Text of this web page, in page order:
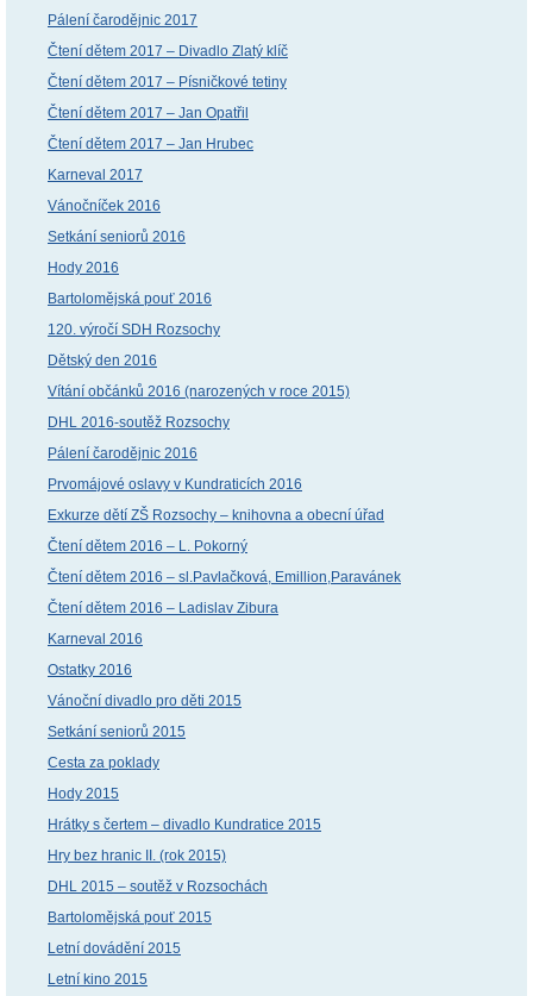
Pálení čarodějnic 2017
Čtení dětem 2017 – Divadlo Zlatý klíč
Čtení dětem 2017 – Písničkové tetiny
Čtení dětem 2017 – Jan Opatřil
Čtení dětem 2017 – Jan Hrubec
Karneval 2017
Vánočníček 2016
Setkání seniorů 2016
Hody 2016
Bartolomějská pouť 2016
120. výročí SDH Rozsochy
Dětský den 2016
Vítání občánků 2016 (narozených v roce 2015)
DHL 2016-soutěž Rozsochy
Pálení čarodějnic 2016
Prvomájové oslavy v Kundraticích 2016
Exkurze dětí ZŠ Rozsochy – knihovna a obecní úřad
Čtení dětem 2016 – L. Pokorný
Čtení dětem 2016 – sl.Pavlačková, Emillion,Paravánek
Čtení dětem 2016 – Ladislav Zibura
Karneval 2016
Ostatky 2016
Vánoční divadlo pro děti 2015
Setkání seniorů 2015
Cesta za poklady
Hody 2015
Hrátky s čertem – divadlo Kundratice 2015
Hry bez hranic II. (rok 2015)
DHL 2015 – soutěž v Rozsochách
Bartolomějská pouť 2015
Letní dovádění 2015
Letní kino 2015